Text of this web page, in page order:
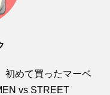
初めて買ったマーベ
vs STREET